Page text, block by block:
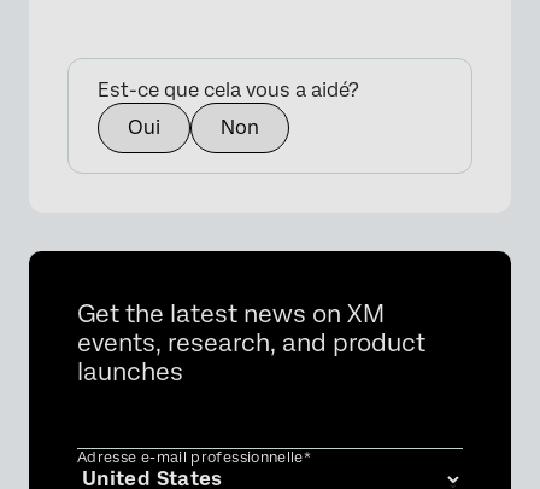
Est-ce que cela vous a aidé?
Oui
Non
Get the latest news on XM
events, research, and product
launches
Adresse e-mail professionnelle*